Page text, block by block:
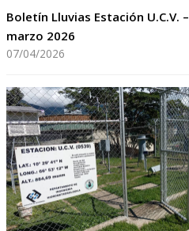
Boletín Lluvias Estación U.C.V. –
marzo 2026
07/04/2026